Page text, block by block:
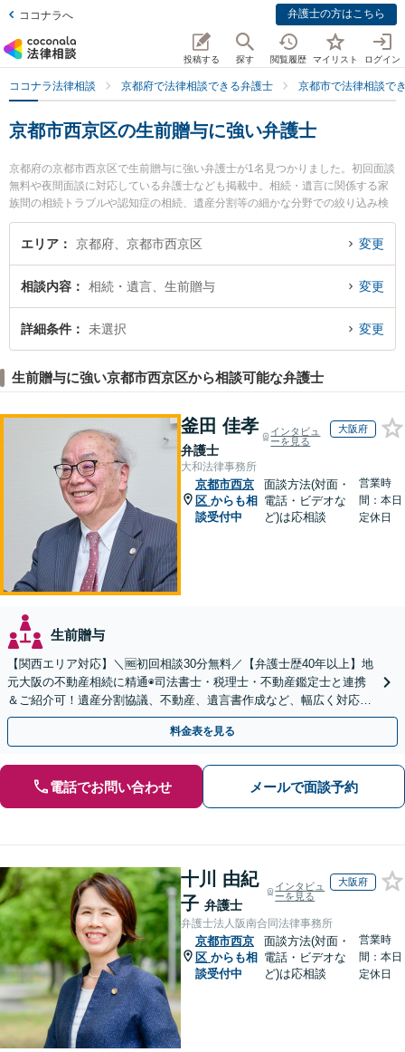
ココナラへ 弁護士の方はこちら
投稿する 探す 閲覧履歴 マイリスト ログイン
ココナラ法律相談 京都府で法律相談できる弁護士 京都市で法律相談で
京都市西京区の生前贈与に強い弁護士
京都府の京都市西京区で生前贈与に強い弁護士が1名見つかりました。初回面談
無料や夜間面談に対応している弁護士なども掲載中。相続・遺言に関係する家
族間の相続トラブルや認知症の相続、遺産分割等の細かな分野での絞り込み検
索もでき便利です。特に京都松田法律事務所の松田 哲郎弁護士のプロフィール
情報や弁護士費用、強みなどが注目されています。『京都市西京区で土日や夜
前贈与を法律相談できる京都市西京区内の弁護士に相談予約したい』などでお
困りの相談者さんにおすすめです。
エリア 京都府、京都市西京区 変更
相談内容 相続・遺言、生前贈与 変更
詳細条件 未選択 変更
生前贈与に強い京都市西京区から相談可能な弁護士
釜田 佳孝
弁護士
インタビュ
ーを見る
大阪府
大和法律事務所
京都市西京
区 からも相
談受付中
面談方法(対面・
電話・ビデオな
ど)は応相談
営業時
間：本日
定休日
生前贈与
【関西エリア対応】＼🆓初回相談30分無料／【弁護士歴40年以上】地
元大阪の不動産相続に精通◉司法書士・税理士・不動産鑑定士と連携
＆ご紹介可！遺産分割協議、不動産、遺言書作成など、幅広く対応し
ます。お気軽にご相談ください
料金表を見る
電話でお問い合わせ メールで面談予約
十川 由紀
子 弁護士
インタビュ
ーを見る
大阪府
弁護士法人阪南合同法律事務所
京都市西京
区 からも相
談受付中
面談方法(対面・
電話・ビデオな
ど)は応相談
営業時
間：本日
定休日